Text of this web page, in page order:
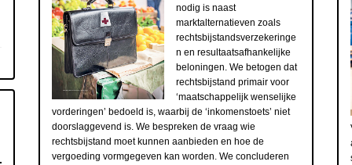
nodig is naast
marktalternatieven zoals
rechtsbijstandsverzekeringe
n en resultaatsafhankelijke
beloningen. We betogen dat
rechtsbijstand primair voor
‘maatschappelijk wenselijke
vorderingen’ bedoeld is, waarbij de ‘inkomenstoets’ niet
doorslaggevend is. We bespreken de vraag wie
rechtsbijstand moet kunnen aanbieden en hoe de
vergoeding vormgegeven kan worden. We concluderen